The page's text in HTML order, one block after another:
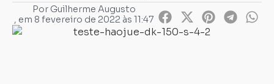
PorGuilherme Augusto
, em 8 fevereiro de 2022 às 11:47